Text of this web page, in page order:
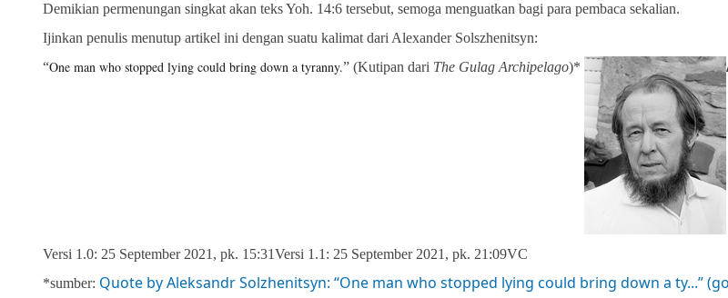
Demikian permenungan singkat akan teks Yoh. 14:6 tersebut, semoga menguatkan bagi para pembaca sekalian.
Ijinkan penulis menutup artikel ini dengan suatu kalimat dari Alexander Solszhenitsyn:
“One man who stopped lying could bring down a tyranny.” (Kutipan dari The Gulag Archipelago)*
Versi 1.0: 25 September 2021, pk. 15:31Versi 1.1: 25 September 2021, pk. 21:09VC
*sumber: Quote by Aleksandr Solzhenitsyn: “One man who stopped lying could bring down a ty...”